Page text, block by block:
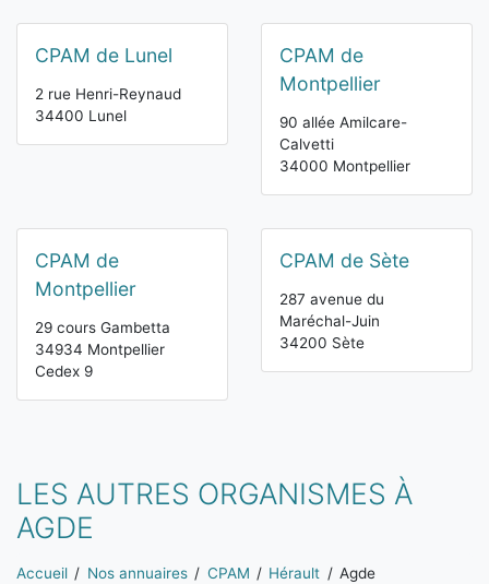
CPAM de Lunel
2 rue Henri-Reynaud
34400 Lunel
CPAM de
Montpellier
90 allée Amilcare-
Calvetti
34000 Montpellier
CPAM de
Montpellier
29 cours Gambetta
34934 Montpellier
Cedex 9
CPAM de Sète
287 avenue du
Maréchal-Juin
34200 Sète
LES AUTRES ORGANISMES À
AGDE
Vous êtes ici:
Accueil Nos annuaires CPAM Hérault Agde